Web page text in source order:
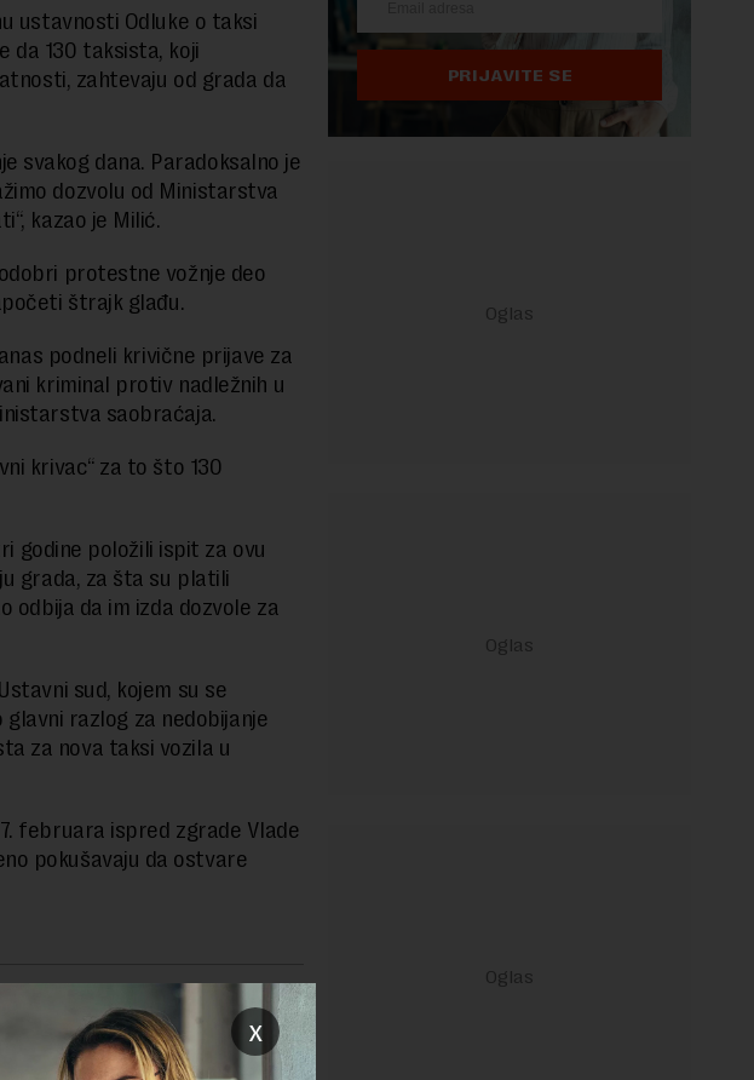
ustavnosti Odluke o taksi
da 130 taksista, koji
zahtevaju od grada da
svakog dana. Paradoksalno je
dozvolu od Ministarstva
kazao je Milić.
protestne vožnje deo
štrajk glađu.
podneli krivične prijave za
kriminal protiv nadležnih u
saobraćaja.
krivac“ za to što 130
godine položili ispit za ovu
grada, za šta su platili
odbija da im izda dozvole za
sud, kojem su se
razlog za nedobijanje
za nova taksi vozila u
februara ispred zgrade Vlade
pokušavaju da ostvare
izvora i uz postavljanje linka
PRIJAVITE SE
x